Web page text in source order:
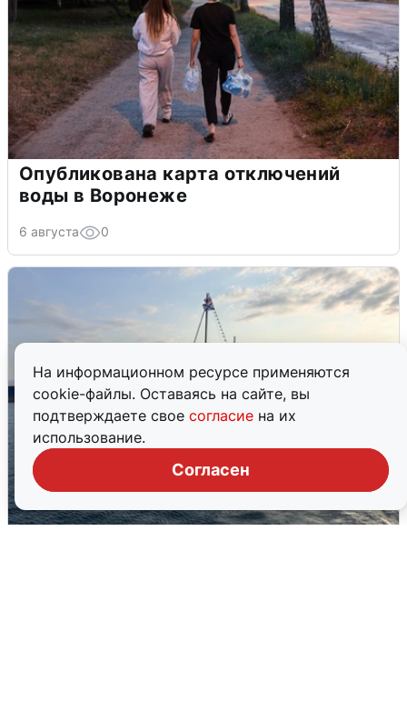
На информационном ресурсе применяются
cookie-файлы. Оставаясь на сайте, вы
подтверждаете свое согласие на их
использование.
Согласен
Опубликована карта отключений
воды в Воронеже
6 августа 0